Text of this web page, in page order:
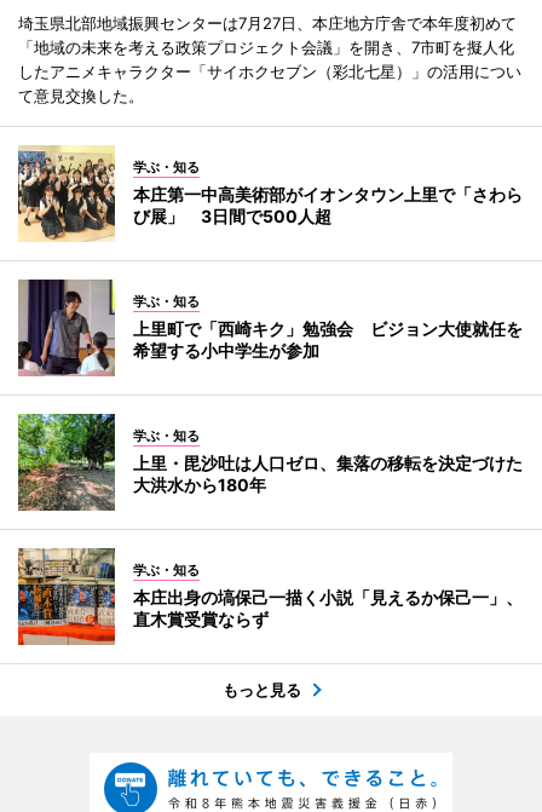
埼玉県北部地域振興センターは7月27日、本庄地方庁舎で本年度初めて
「地域の未来を考える政策プロジェクト会議」を開き、7市町を擬人化
したアニメキャラクター「サイホクセブン（彩北七星）」の活用につい
て意見交換した。
学ぶ・知る
本庄第一中高美術部がイオンタウン上里で「さわら
び展」 3日間で500人超
学ぶ・知る
上里町で「西崎キク」勉強会 ビジョン大使就任を
希望する小中学生が参加
学ぶ・知る
上里・毘沙吐は人口ゼロ、集落の移転を決定づけた
大洪水から180年
学ぶ・知る
本庄出身の塙保己一描く小説「見えるか保己一」、
直木賞受賞ならず
もっと見る